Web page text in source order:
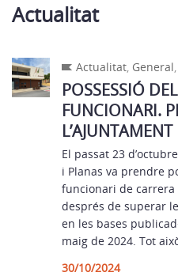
Actualitat
Actualitat, General,
POSSESSIÓ
FUNCIONARI.
El passat 23
i Planas va prendre
funcionari de carrera
després de superar
en les bases
maig de 2024. Tot
30/10/2024